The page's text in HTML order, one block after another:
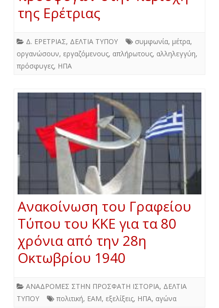
της Ερέτριας
Δ. ΕΡΕΤΡΙΑΣ, ΔΕΛΤΙΑ ΤΥΠΟΥ συμφωνία, μέτρα,
οργανώσουν, εργαζόμενους, απλήρωτους, αλληλεγγύη,
πρόσφυγες, ΗΠΑ
Ανακοίνωση του Γραφείου
Τύπου του ΚΚΕ για τα 80
χρόνια από την 28η
Οκτωβρίου 1940
ΑΝΑΔΡΟΜΕΣ ΣΤΗΝ ΠΡΟΣΦΑΤΗ ΙΣΤΟΡΙΑ, ΔΕΛΤΙΑ
ΤΥΠΟΥ
πολιτική, ΕΑΜ, εξελίξεις, ΗΠΑ, αγώνα